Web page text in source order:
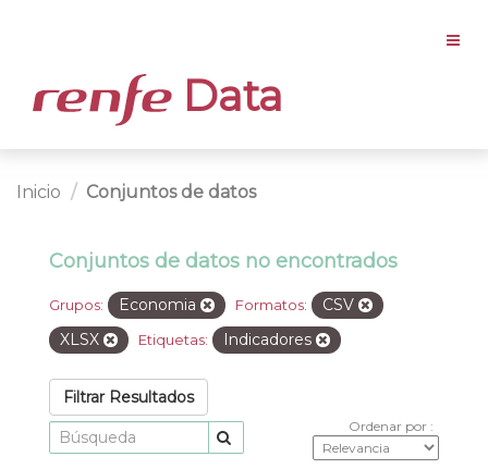
Data
Inicio Conjuntos de datos
Conjuntos de datos no encontrados
Grupos: Economia Formatos:
CSV
XLSX
Etiquetas: Indicadores
Filtrar Resultados
Ordenar por